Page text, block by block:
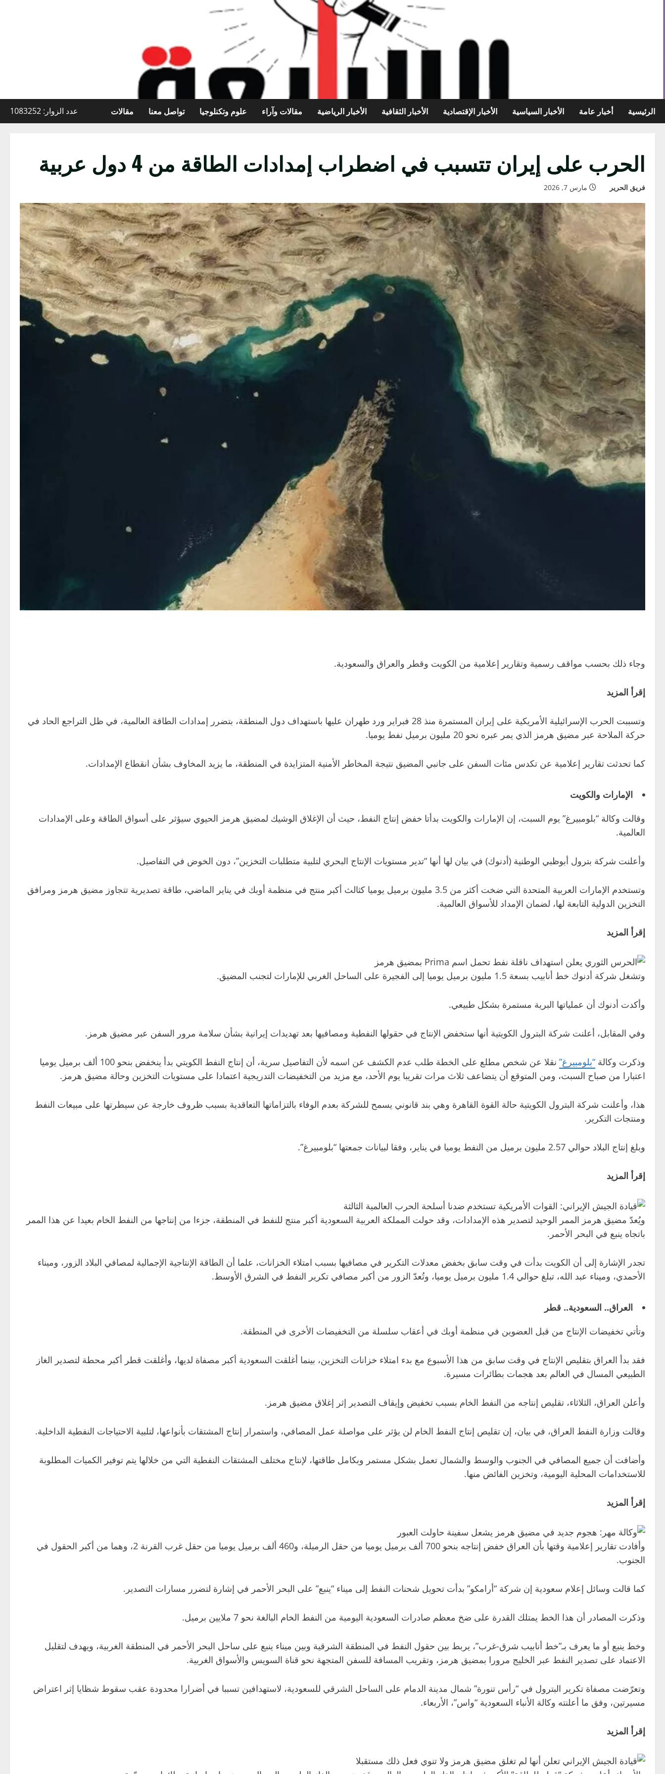
الرئيسية أخبار عامة الأخبار السياسية الأخبار الإقتصادية الأخبار الثقافية الأخبار الرياضية مقالات وآراء علوم وتكنلوجيا تواصل معنا مقالات عدد الزوار: 1083252
الحرب على إيران تتسبب في اضطراب إمدادات الطاقة من 4 دول عربية
فريق الحرير مارس 7, 2026
وجاء ذلك بحسب مواقف رسمية وتقارير إعلامية من الكويت وقطر والعراق والسعودية.
إقرأ المزيد
وتسببت الحرب الإسرائيلية الأمريكية على إيران المستمرة منذ 28 فبراير ورد طهران عليها باستهداف دول المنطقة، بتضرر إمدادات الطاقة العالمية، في ظل التراجع الحاد في
حركة الملاحة عبر مضيق هرمز الذي يمر عبره نحو 20 مليون برميل نفط يوميا.
كما تحدثت تقارير إعلامية عن تكدس مئات السفن على جانبي المضيق نتيجة المخاطر الأمنية المتزايدة في المنطقة، ما يزيد المخاوف بشأن انقطاع الإمدادات.
الإمارات والكويت
وقالت وكالة “بلومبيرغ” يوم السبت، إن الإمارات والكويت بدأتا خفض إنتاج النفط، حيث أن الإغلاق الوشيك لمضيق هرمز الحيوي سيؤثر على أسواق الطاقة وعلى الإمدادات
العالمية.
وأعلنت شركة بترول أبوظبي الوطنية (أدنوك) في بيان لها أنها “تدير مستويات الإنتاج البحري لتلبية متطلبات التخزين”، دون الخوض في التفاصيل.
وتستخدم الإمارات العربية المتحدة التي ضخت أكثر من 3.5 مليون برميل يوميا كثالث أكبر منتج في منظمة أوبك في يناير الماضي، طاقة تصديرية تتجاوز مضيق هرمز ومرافق
التخزين الدولية التابعة لها، لضمان الإمداد للأسواق العالمية.
إقرأ المزيد
وتشغل شركة أدنوك خط أنابيب بسعة 1.5 مليون برميل يوميا إلى الفجيرة على الساحل الغربي للإمارات لتجنب المضيق.
وأكدت أدنوك أن عملياتها البرية مستمرة بشكل طبيعي.
وفي المقابل، أعلنت شركة البترول الكويتية أنها ستخفض الإنتاج في حقولها النفطية ومصافيها بعد تهديدات إيرانية بشأن سلامة مرور السفن عبر مضيق هرمز.
وذكرت وكالة “بلومبيرغ”
نقلا عن شخص مطلع على الخطة طلب عدم الكشف عن اسمه لأن التفاصيل سرية، أن إنتاج النفط الكويتي بدأ ينخفض بنحو 100 ألف برميل يوميا
اعتبارا من صباح السبت، ومن المتوقع أن يتضاعف ثلاث مرات تقريبا يوم الأحد، مع مزيد من التخفيضات التدريجية اعتمادا على مستويات التخزين وحالة مضيق هرمز.
هذا، وأعلنت شركة البترول الكويتية حالة القوة القاهرة وهي بند قانوني يسمح للشركة بعدم الوفاء بالتزاماتها التعاقدية بسبب ظروف خارجة عن سيطرتها على مبيعات النفط
ومنتجات التكرير.
وبلغ إنتاج البلاد حوالي 2.57 مليون برميل من النفط يوميا في يناير، وفقا لبيانات جمعتها “بلومبيرغ”.
إقرأ المزيد
ويُعدّ مضيق هرمز الممر الوحيد لتصدير هذه الإمدادات، وقد حولت المملكة العربية السعودية أكبر منتج للنفط في المنطقة، جزءا من إنتاجها من النفط الخام بعيدا عن هذا الممر
باتجاه ينبع في البحر الأحمر.
تجدر الإشارة إلى أن الكويت بدأت في وقت سابق بخفض معدلات التكرير في مصافيها بسبب امتلاء الخزانات، علما أن الطاقة الإنتاجية الإجمالية لمصافي البلاد الزور، وميناء
الأحمدي، وميناء عبد الله، تبلغ حوالي 1.4 مليون برميل يوميا، وتُعدّ الزور من أكبر مصافي تكرير النفط في الشرق الأوسط.
العراق.. السعودية.. قطر
وتأتي تخفيضات الإنتاج من قبل العضوين في منظمة أوبك في أعقاب سلسلة من التخفيضات الأخرى في المنطقة.
فقد بدأ العراق بتقليص الإنتاج في وقت سابق من هذا الأسبوع مع بدء امتلاء خزانات التخزين، بينما أغلقت السعودية أكبر مصفاة لديها، وأغلقت قطر أكبر محطة لتصدير الغاز
الطبيعي المسال في العالم بعد هجمات بطائرات مسيرة.
وأعلن العراق، الثلاثاء، تقليص إنتاجه من النفط الخام بسبب تخفيض وإيقاف التصدير إثر إغلاق مضيق هرمز.
وقالت وزارة النفط العراق، في بيان، إن تقليص إنتاج النفط الخام لن يؤثر على مواصلة عمل المصافي، واستمرار إنتاج المشتقات بأنواعها، لتلبية الاحتياجات النفطية الداخلية.
وأضافت أن جميع المصافي في الجنوب والوسط والشمال تعمل بشكل مستمر وبكامل طاقتها، لإنتاج مختلف المشتقات النفطية التي من خلالها يتم توفير الكميات المطلوبة
للاستخدامات المحلية اليومية، وتخزين الفائض منها.
إقرأ المزيد
وأفادت تقارير إعلامية وقتها بأن العراق خفض إنتاجه بنحو 700 ألف برميل يوميا من حقل الرميلة، و460 ألف برميل يوميا من حقل غرب القرنة 2، وهما من أكبر الحقول في
الجنوب.
كما قالت وسائل إعلام سعودية إن شركة “أرامكو” بدأت تحويل شحنات النفط إلى ميناء “ينبع” على البحر الأحمر في إشارة لتضرر مسارات التصدير.
وذكرت المصادر أن هذا الخط يمتلك القدرة على ضخ معظم صادرات السعودية اليومية من النفط الخام البالغة نحو 7 ملايين برميل.
وخط ينبع أو ما يعرف بـ”خط أنابيب شرق-غرب”، يربط بين حقول النفط في المنطقة الشرقية وبين ميناء ينبع على ساحل البحر الأحمر في المنطقة الغربية، ويهدف لتقليل
الاعتماد على تصدير النفط عبر الخليج مرورا بمضيق هرمز، وتقريب المسافة للسفن المتجهة نحو قناة السويس والأسواق الغربية.
وتعرّضت مصفاة تكرير البترول في “رأس تنورة” شمال مدينة الدمام على الساحل الشرقي للسعودية، لاستهدافين تسببا في أضرارا محدودة عقب سقوط شظايا إثر اعتراض
مسيرتين، وفق ما أعلنته وكالة الأنباء السعودية “واس”، الأربعاء.
إقرأ المزيد